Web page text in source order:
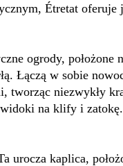
Étretat oferuje
ogrody, położone
Łączą w sobie
tworząc niezwykły
widoki na klify i zatokę.
urocza kaplica,